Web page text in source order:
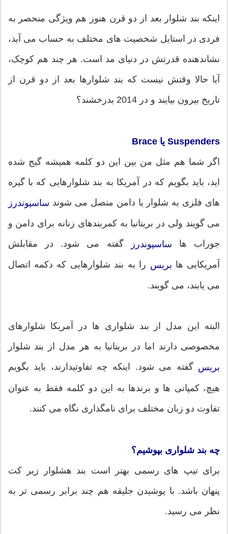
اینکه بند شلوار بعد از دو قرن هنوز هم ویژگی منحصر به
فردی در استایل شخصیت های مختلف به حساب می آید،
نشاندهنده قدرتش در دنیای مد است. هر چند هم کوچک،
آیا حالا وقتش نیست که بند شلوارها بعد از دو قرن از
تاریخ بیرون بیایند و در 2014 بدرخشند؟
Suspenders یا Brace
اگر شما هم مثل من بین این دو کلمه همیشه گیج شده
اید، باید بگویم که در آمریکا به بند شلوارهایی که با گیره
های فلزی به شلوار یا دامن متصل می شوند ساسپوندرز
می گویند ولی در بریتانیا به کمربندهای زنانه برای دامن و
جوراب ها ساسپوندرز گفته می شود. در مقابلش
آمریکایی ها بریس را به بند شلوارهایی که دکمه اتصال
می یابند، می گویند.
البته این مدل از بند شلواری ها در آمریکا شلوارهای
مخصوصی دارند اما در بریتانیا به هر مدل از بند شلوار
بریس گفته می شود. اینکه چه تفاوتیدارند، باید بگویم
هیچ، کمپانی ها و برندها به این دو کلمه فقط به عنوان
تفاوت دو زبان مختلف برای نامگذاری نگاه می کنند.
چه بند شلواری بپوشیم؟
برای تیپ های رسمی بهتر است بند هشلوار زیر کت
پنهان باشد. با پوشیدن جلیقه هم چند برابر رسمی تر به
نظر می رسید.